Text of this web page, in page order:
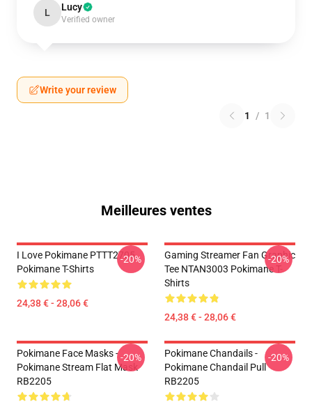
L Lucy
Verified owner
Write your review
1 / 1
Meilleures ventes
I Love Pokimane PTTT2705
Pokimane T-Shirts
24,38 € - 28,06 €
-20%
Gaming Streamer Fan Graphic
Tee NTAN3003 Pokimane T-
Shirts
24,38 € - 28,06 €
-20%
Pokimane Face Masks -
Pokimane Stream Flat Mask
RB2205
-20%
Pokimane Chandails -
Pokimane Chandail Pull
RB2205
-20%